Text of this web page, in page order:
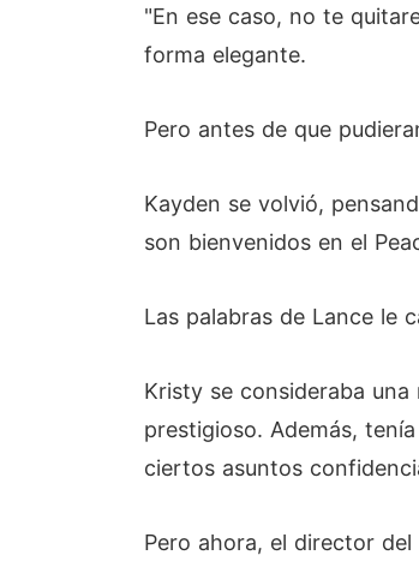
"En ese caso, no te
forma elegante.
Pero antes de que
Kayden se volvió,
son bienvenidos en el
Las palabras de Lance le
Kristy se consideraba
prestigioso. Además,
ciertos asuntos
Pero ahora, el director